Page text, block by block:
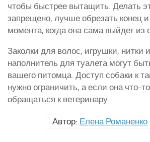
чтобы быстрее вытащить. Делать
запрещено, лучше обрезать конец
момента, когда она сама выйдет из
Заколки для волос, игрушки, нитки
наполнитель для туалета могут
вашего питомца. Доступ собаки к
нужно ограничить, а если она что-
обращаться к ветеринару.
Автор: Елена Романенко